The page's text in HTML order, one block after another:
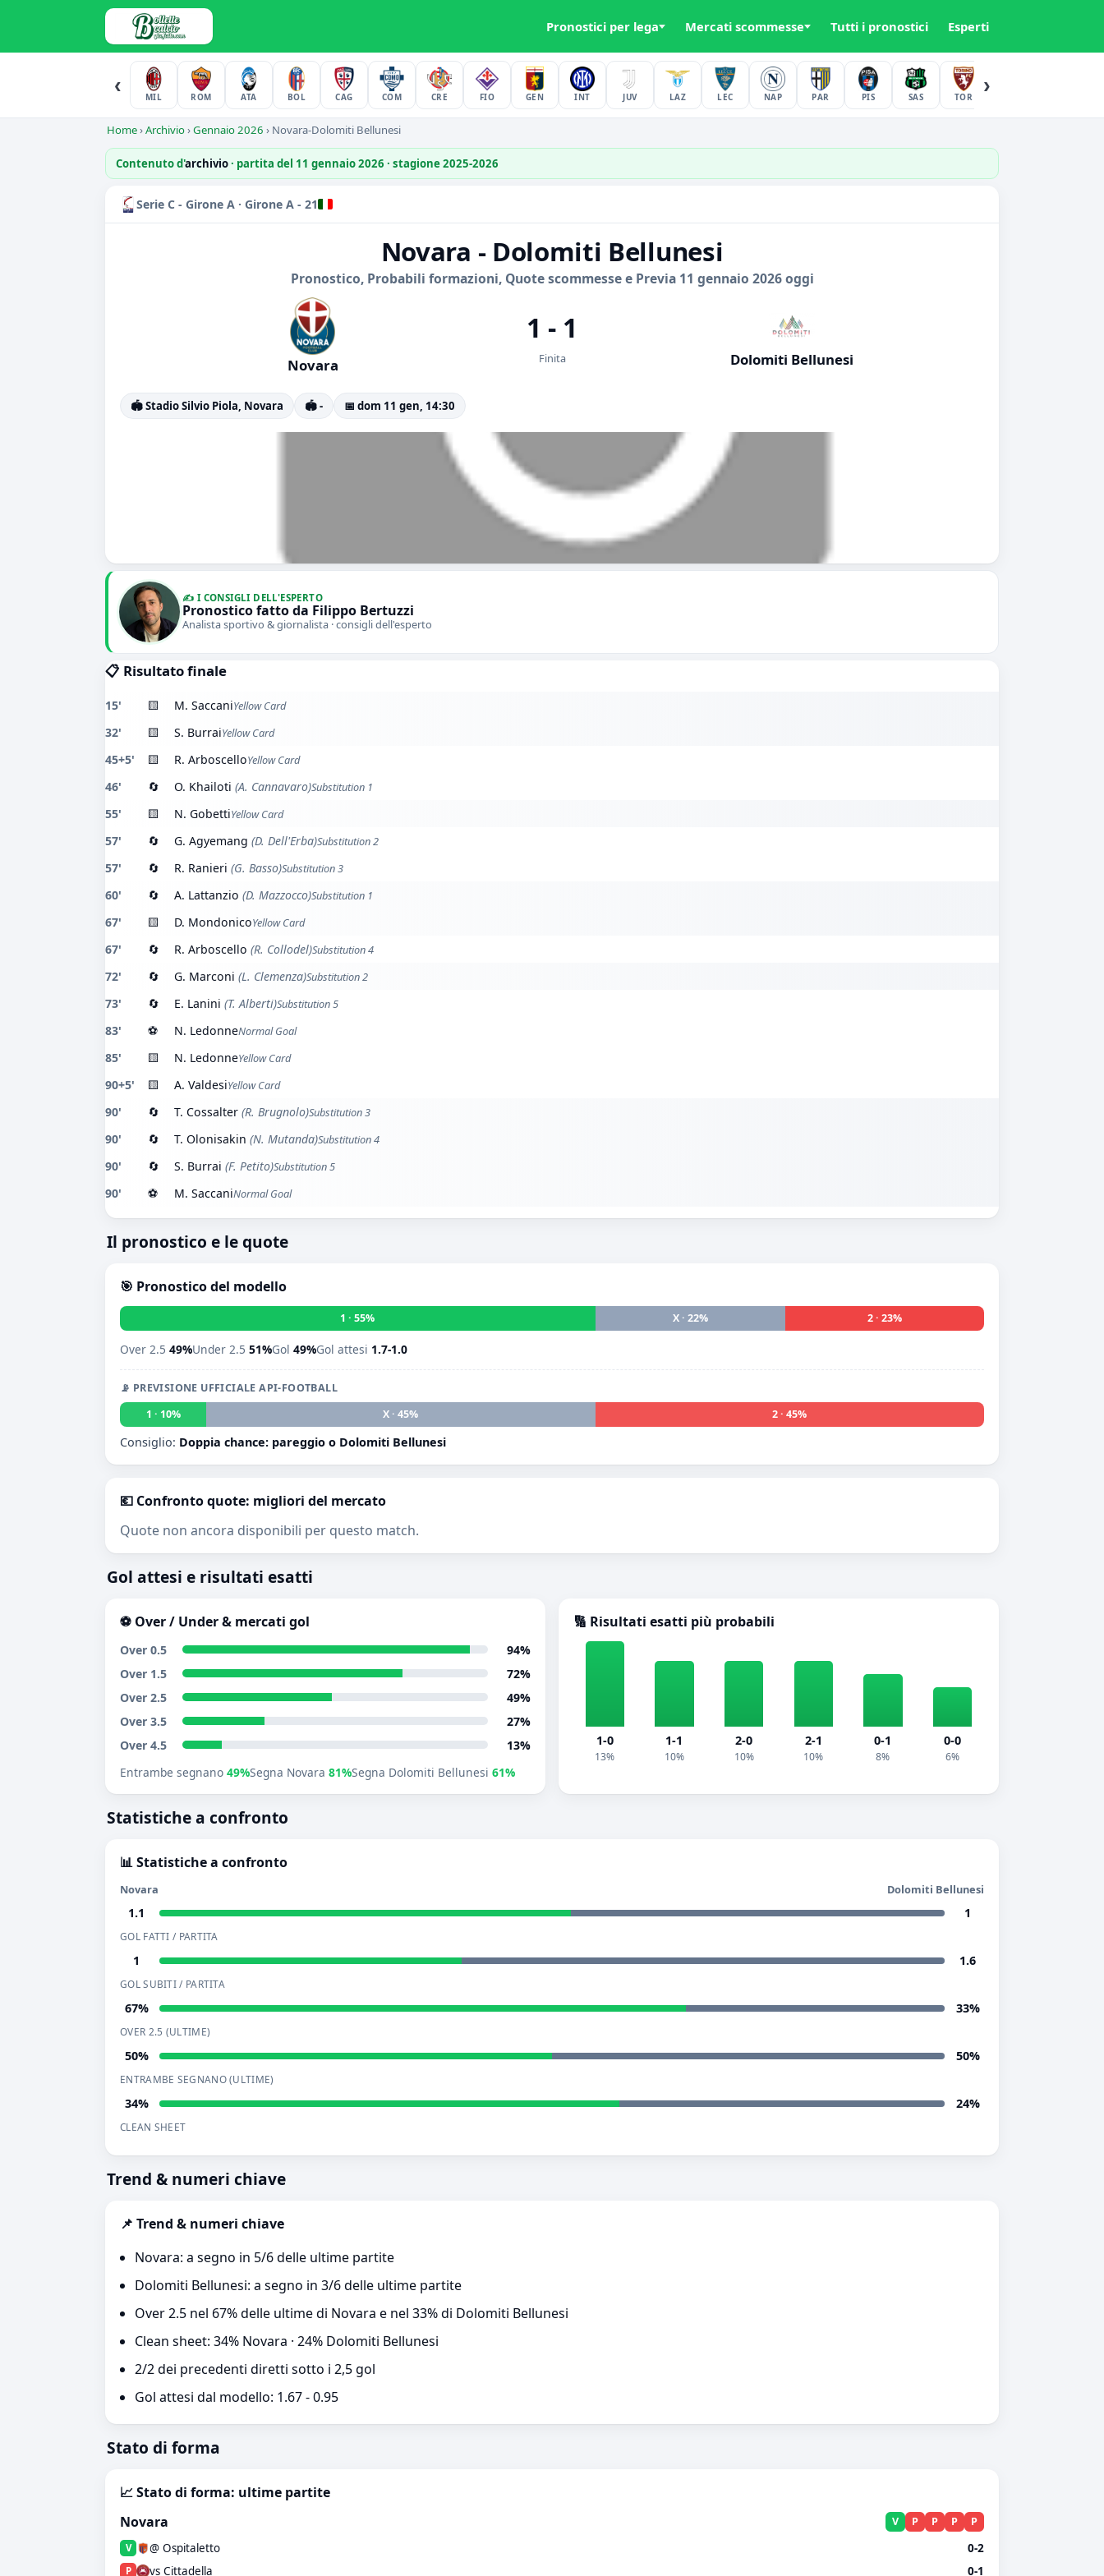
Pronostici per lega Mercati scommesse Tutti i pronostici Esperti
‹
MIL ROM ATA BOL CAG COM CRE FIO GEN INT JUV LAZ LEC NAP PAR PIS SAS TOR
›
Home›Archivio›Gennaio 2026 › Novara-Dolomiti Bellunesi
Contenuto d'archivio· partita del 11 gennaio 2026 · stagione 2025-2026
Serie C - Girone A · Girone A - 21
Novara - Dolomiti Bellunesi
Pronostico, Probabili formazioni, Quote scommesse e Previa 11 gennaio 2026 oggi
Novara
1 - 1
Finita Dolomiti Bellunesi
🏟️ Stadio Silvio Piola, Novara 🏟️ - 📅 dom 11 gen, 14:30
✍️ I CONSIGLI DELL'ESPERTO
Pronostico fatto da Filippo Bertuzzi
Analista sportivo & giornalista · consigli dell'esperto
📋 Risultato finale
15' 🟨 M. SaccaniYellow Card
32' 🟨 S. BurraiYellow Card
45+5' 🟨 R. ArboscelloYellow Card
46' 🔄 O. Khailoti (A. Cannavaro)Substitution 1
55' 🟨 N. GobettiYellow Card
57' 🔄 G. Agyemang (D. Dell'Erba)Substitution 2
57' 🔄 R. Ranieri (G. Basso)Substitution 3
60' 🔄 A. Lattanzio (D. Mazzocco)Substitution 1
67' 🟨 D. MondonicoYellow Card
67' 🔄 R. Arboscello (R. Collodel)Substitution 4
72' 🔄 G. Marconi (L. Clemenza)Substitution 2
73' 🔄 E. Lanini (T. Alberti)Substitution 5
83' ⚽ N. LedonneNormal Goal
85' 🟨 N. LedonneYellow Card
90+5' 🟨 A. ValdesiYellow Card
90' 🔄 T. Cossalter (R. Brugnolo)Substitution 3
90' 🔄 T. Olonisakin (N. Mutanda)Substitution 4
90' 🔄 S. Burrai (F. Petito)Substitution 5
90' ⚽ M. SaccaniNormal Goal
Il pronostico e le quote
🎯 Pronostico del modello
1 · 55% X · 22% 2 · 23%
Over 2.5 49%Under 2.5 51%Gol 49%Gol attesi 1.7-1.0
📡 PREVISIONE UFFICIALE API-FOOTBALL
1 · 10%
X · 45% 2 · 45%
Consiglio: Doppia chance: pareggio o Dolomiti Bellunesi
💶 Confronto quote: migliori del mercato
Quote non ancora disponibili per questo match.
Gol attesi e risultati esatti
⚽ Over / Under & mercati gol
Over 0.5
94%
Over 1.5
72%
Over 2.5
49%
Over 3.5
27%
Over 4.5
13%
Entrambe segnano 49%Segna Novara 81%Segna Dolomiti Bellunesi 61%
🔢 Risultati esatti più probabili
1-0
13%
1-1
10%
2-0
10%
2-1
10%
0-1
8%
0-0
6%
Statistiche a confronto
📊 Statistiche a confronto
Novara Dolomiti Bellunesi
1.1 1
GOL FATTI / PARTITA
1 1.6
GOL SUBITI / PARTITA
67% 33%
OVER 2.5 (ULTIME)
50% 50%
ENTRAMBE SEGNANO (ULTIME)
34% 24%
CLEAN SHEET
Trend & numeri chiave
📌 Trend & numeri chiave
Novara: a segno in 5/6 delle ultime partite
Dolomiti Bellunesi: a segno in 3/6 delle ultime partite
Over 2.5 nel 67% delle ultime di Novara e nel 33% di Dolomiti Bellunesi
Clean sheet: 34% Novara · 24% Dolomiti Bellunesi
2/2 dei precedenti diretti sotto i 2,5 gol
Gol attesi dal modello: 1.67 - 0.95
Stato di forma
📈 Stato di forma: ultime partite
Novara
V P P P P
V @ Ospitaletto 0-2
P vs Cittadella 0-1